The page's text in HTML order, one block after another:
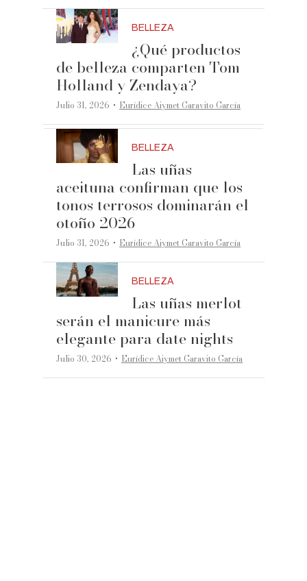
BELLEZA
¿Qué productos
de belleza comparten Tom
Holland y Zendaya?
Julio 31, 2026 ·Eurídice Aiymet Garavito García
BELLEZA
Las uñas
aceituna confirman que los
tonos terrosos dominarán el
otoño 2026
Julio 31, 2026 ·Eurídice Aiymet Garavito García
BELLEZA
Las uñas merlot
serán el manicure más
elegante para date nights
Julio 30, 2026 ·Eurídice Aiymet Garavito García